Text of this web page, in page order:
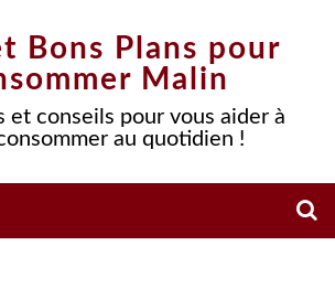
Bons Plans pour
Malin
et conseils pour vous aider à
au quotidien !